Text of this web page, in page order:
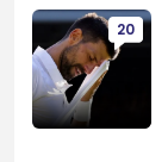
20